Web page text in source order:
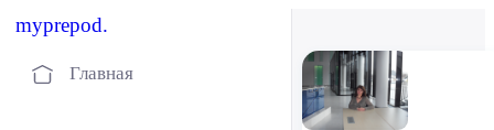
myprepod.
Главная